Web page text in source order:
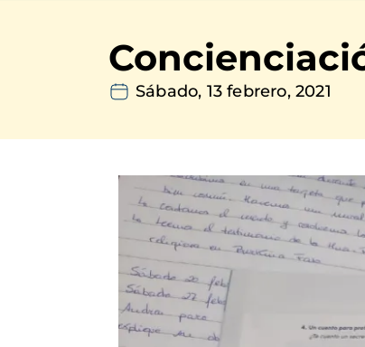
navegación
Sábado, 13 febrero, 2021